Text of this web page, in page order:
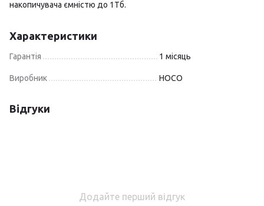
накопичувача ємністю до 1Тб.
Характеристики
Гарантія 1 місяць
Виробник HOCO
Відгуки
Додайте перший відгук